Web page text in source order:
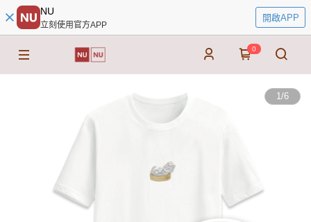
NU
立刻使用官方APP
開啟APP
0
1/6